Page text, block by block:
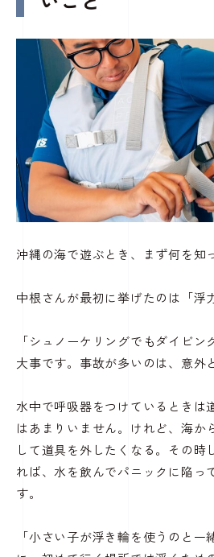
沖縄の海で遊ぶとき、まず何を知
中根さんが最初に挙げたのは「浮
「シュノーケリングでもダイビン
大事です。事故が多いのは、意外
水中で呼吸器をつけているときは
はあまりいません。けれど、海か
して道具を外したくなる。その時
れば、水を飲んでパニックに陥っ
す。
「小さい子が浮き輪を使うのと